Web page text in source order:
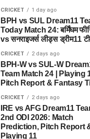
CRICKET 1 day ago
BPH vs SUL Dream11
Today Match 24: बर्मिंघम
vs सनराइजर्स लीड्स ड्रीम11
CRICKET 2 days ago
BPH-W vs SUL-W
Team Match 24 | Playing
Pitch Report & Fantasy
CRICKET 2 days ago
IRE vs AFG Dream11
2nd ODI 2026: Match
Prediction, Pitch Report
Playing 11